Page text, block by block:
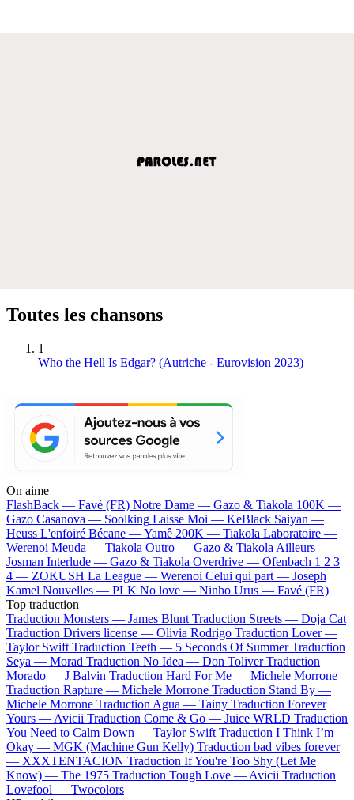
Toutes les chansons
1
Who the Hell Is Edgar? (Autriche - Eurovision 2023)
On aime
FlashBack — Favé (FR) Notre Dame — Gazo & Tiakola 100K —
Gazo Casanova — Soolking Laisse Moi — KeBlack Saiyan —
Heuss L'enfoiré Bécane —Yamê 200K — Tiakola Laboratoire —
Werenoi Meuda — Tiakola Outro — Gazo & Tiakola Ailleurs —
Josman Interlude — Gazo & Tiakola Overdrive — Ofenbach 1 2 3
4 — ZOKUSH La League — Werenoi Celui qui part — Joseph
Kamel Nouvelles — PLK No love — Ninho Urus — Favé (FR)
Top traduction
Traduction Monsters — James Blunt Traduction Streets — Doja Cat
Traduction Drivers license — Olivia Rodrigo Traduction Lover —
Taylor Swift Traduction Teeth — 5 Seconds Of Summer Traduction
Seya — Morad Traduction No Idea — Don Toliver Traduction
Morado — J Balvin Traduction Hard For Me — Michele Morrone
Traduction Rapture — Michele Morrone Traduction Stand By —
Michele Morrone Traduction Agua — Tainy Traduction Forever
Yours — Avicii Traduction Come & Go — Juice WRLD Traduction
You Need to Calm Down — Taylor Swift Traduction I Think I’m
Okay — MGK (Machine Gun Kelly) Traduction bad vibes forever
— XXXTENTACION Traduction If You're Too Shy (Let Me
Know) — The 1975 Traduction Tough Love — Avicii Traduction
Lovefool — Twocolors